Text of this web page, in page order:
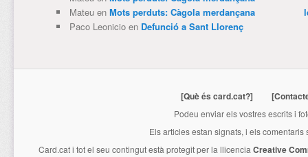
Mateuen Mots perduts: Càgola merdançana
Paco Leonicioen Defunció a Sant Llorenç
[Què és card.cat?]
Podeu enviar els vostres escrits i
Els articles estan signats, i els
Card.cati tot el seu contingut està protegit per la llicencia Creative